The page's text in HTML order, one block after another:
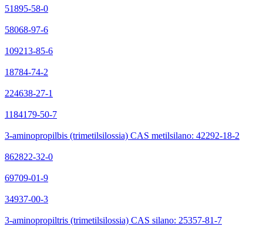
51895-58-0
58068-97-6
109213-85-6
18784-74-2
224638-27-1
1184179-50-7
3-aminopropilbis (trimetilsilossia) CAS metilsilano: 42292-18-2
862822-32-0
69709-01-9
34937-00-3
3-aminopropiltris (trimetilsilossia) CAS silano: 25357-81-7